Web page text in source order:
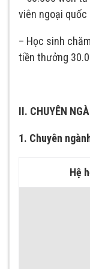
viên ngoại quốc
– Học sinh
tiền thưởng
II. CHUYÊN
1. Chuyên
Hệ